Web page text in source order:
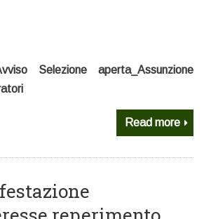
Selezione aperta_Assunzione
Read more